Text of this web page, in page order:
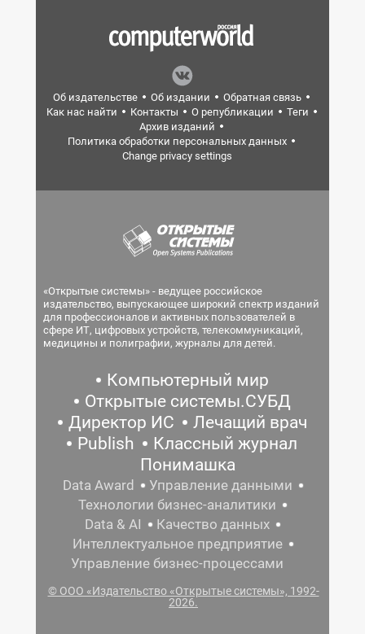
Об издательстве Об издании
Обратная связь
Как нас найти
Контакты О републикации
Теги
Архив изданий
Политика обработки персональных данных
Change privacy settings
«Открытые системы» - ведущее российское
издательство, выпускающее широкий спектр изданий
для профессионалов и активных пользователей в
сфере ИТ, цифровых устройств, телекоммуникаций,
медицины и полиграфии, журналы для детей.
Компьютерный мир
Открытые системы.СУБД
Директор ИС
Лечащий врач
Publish
Классный журнал
Понимашка
Data Award
Управление данными
Технологии бизнес-аналитики
Data & AI
Качество данных
Интеллектуальное предприятие
Управление бизнес-процессами
© ООО «Издательство «Открытые системы», 1992-
2026.